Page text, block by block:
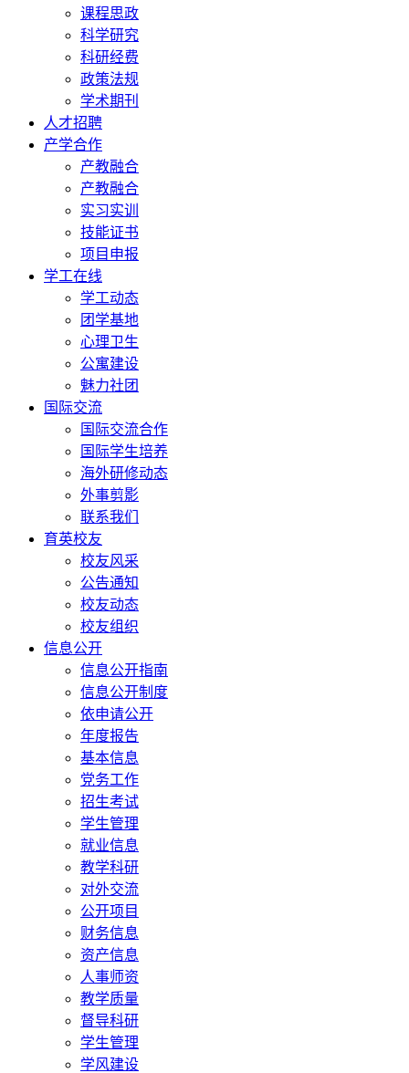
课程思政
科学研究
科研经费
政策法规
学术期刊
人才招聘
产学合作
产教融合
产教融合
实习实训
技能证书
项目申报
学工在线
学工动态
团学基地
心理卫生
公寓建设
魅力社团
国际交流
国际交流合作
国际学生培养
海外研修动态
外事剪影
联系我们
育英校友
校友风采
公告通知
校友动态
校友组织
信息公开
信息公开指南
信息公开制度
依申请公开
年度报告
基本信息
党务工作
招生考试
学生管理
就业信息
教学科研
对外交流
公开项目
财务信息
资产信息
人事师资
教学质量
督导科研
学生管理
学风建设